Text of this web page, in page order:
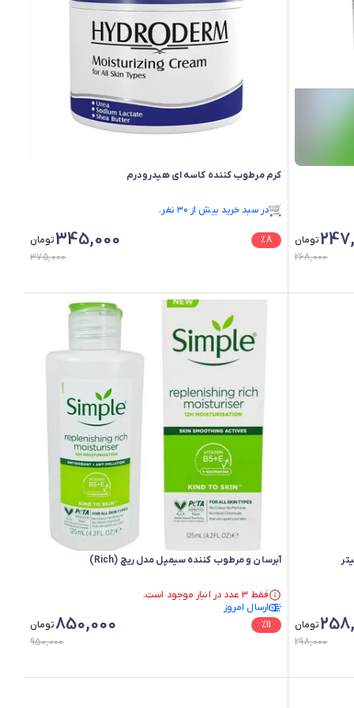
تومان
268,000
کرم مرطوب کننده کاسه ای هیدرودرم
در سبد خرید بیش از ۳۰ نفر.
%8
345,000تومان
375,000
تومان
298,000
آبرسان و مرطوب کننده سیمپل مدل ریچ (Rich)
فقط ۳ عدد در انبار موجود است.
در سبد خرید بیش از ۵۰ نفر.
فقط ۳ عدد در انبار موجود است.
ارسال امروز
%11
850,000تومان
950,000